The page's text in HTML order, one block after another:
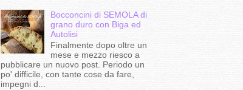
Bocconcini di SEMOLA di
grano duro con Biga ed
Autolisi
Finalmente dopo oltre un
mese e mezzo riesco a
pubblicare un nuovo post. Periodo un
po' difficile, con tante cose da fare,
impegni d...